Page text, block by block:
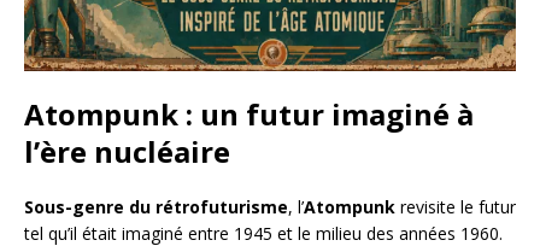
Atompunk : un futur imaginé à
l’ère nucléaire
Sous-genre du rétrofuturisme, l’Atompunk revisite le futur
tel qu’il était imaginé entre 1945 et le milieu des années 1960.